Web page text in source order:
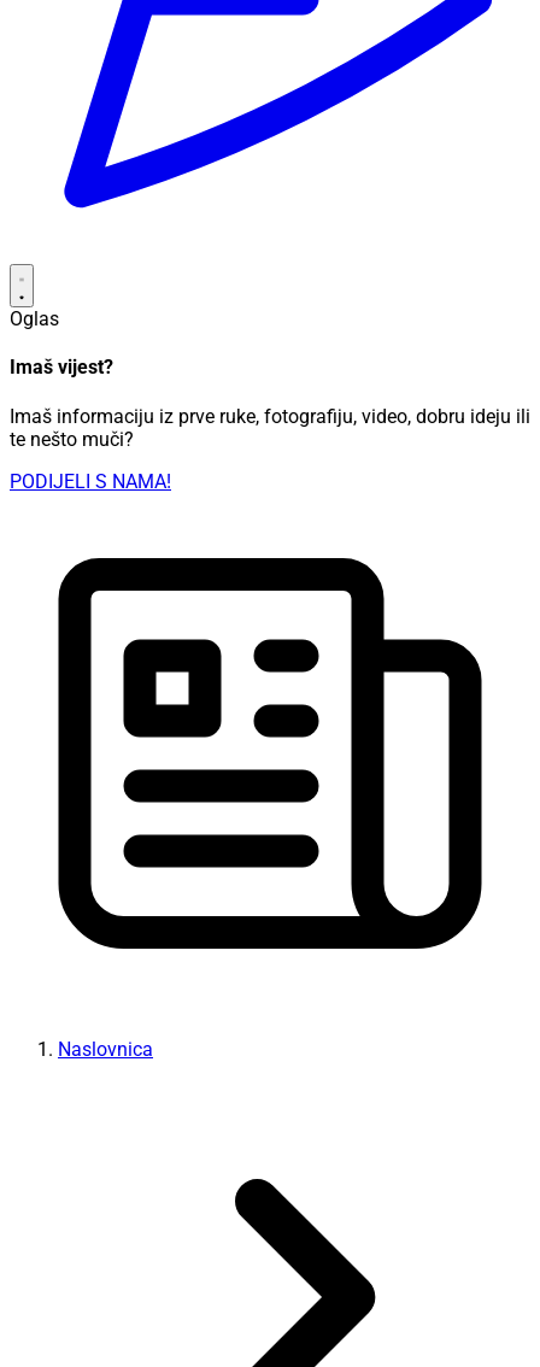
Oglas
Imaš vijest?
Imaš informaciju iz prve ruke, fotografiju, video, dobru ideju ili
te nešto muči?
PODIJELI S NAMA!
Naslovnica